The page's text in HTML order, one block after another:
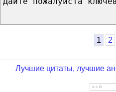
1 2
Лучшие цитаты, лучшие